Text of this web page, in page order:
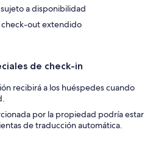
a disponibilidad
check-out extendido
de check-in
recibirá a los huéspedes cuando
por la propiedad podría estar
de traducción automática.